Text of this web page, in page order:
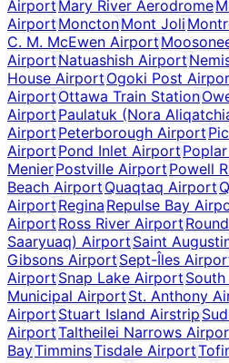
AirportMary River Aerodrome
AirportMonctonMont Joli
C. M. McEwen Airport
AirportNatuashish Airport
House AirportOgoki Post
AirportOttawa Train Station
AirportPaulatuk (Nora
AirportPeterborough Airport
AirportPond Inlet Airport
MenierPostville AirportPowell
Beach AirportQuaqtaq Airport
AirportReginaRepulse Bay
AirportRoss River Airport
Saaryuaq) AirportSaint
Gibsons AirportSept-Îles
AirportSnap Lake Airport
Municipal AirportSt. Anthony
AirportStuart Island Airstrip
AirportTaltheilei Narrows
BayTimminsTisdale Airport